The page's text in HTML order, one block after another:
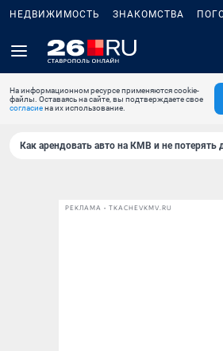
НЕДВИЖИМОСТЬ ЗНАКОМСТВА
На информационном ресурсе применяются cookie-
файлы. Оставаясь на сайте, вы подтверждаете свое
согласиена их использование.
Как арендовать авто на КМВ и не потерять
РЕКЛАМА • TKACHEVKMV.RU